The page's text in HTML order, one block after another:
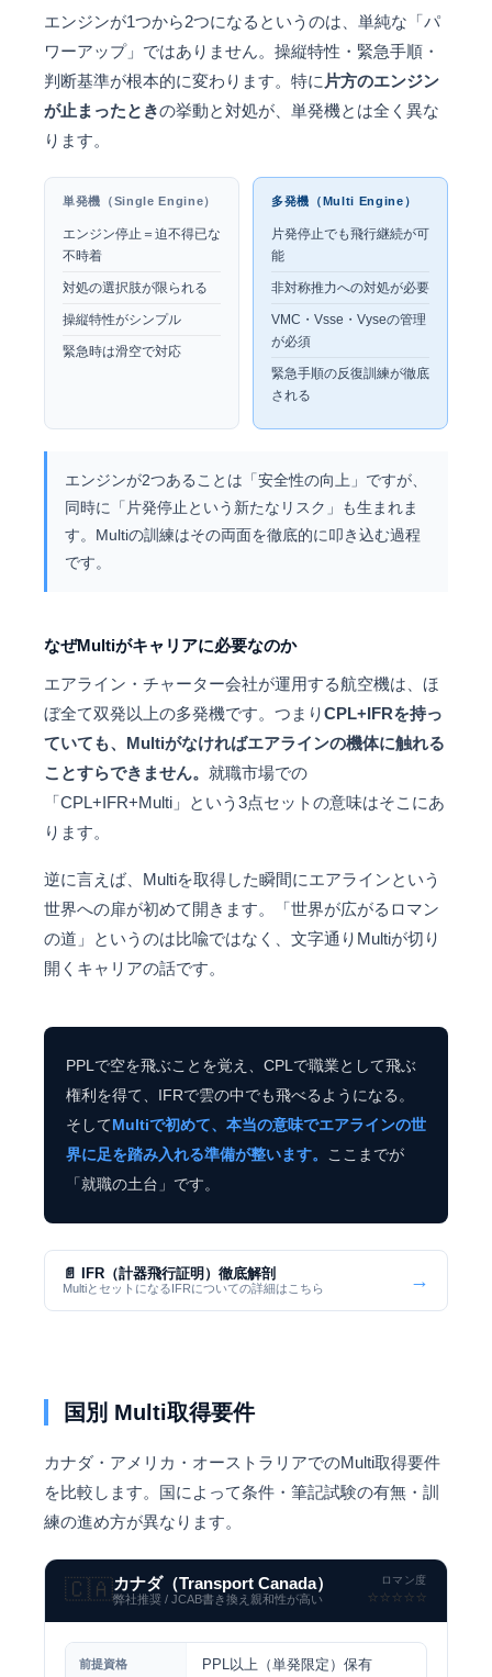
エンジンが1つから2つになるというのは、単純な「パ
ワーアップ」ではありません。操縦特性・緊急手順・
判断基準が根本的に変わります。特に 片方のエンジン
が止まったときの挙動と対処が、単発機とは全く異な
ります。
単発機（Single Engine）
エンジン停止＝迫不得已な
不時着
対処の選択肢が限られる
操縦特性がシンプル
緊急時は滑空で対応
多発機（Multi Engine）
片発停止でも飛行継続が可
能
非対称推力への対処が必要
VMC・Vsse・Vyseの管理
が必須
緊急手順の反復訓練が徹底
される
エンジンが2つあることは「安全性の向上」ですが、
同時に「片発停止という新たなリスク」も生まれま
す。Multiの訓練はその両面を徹底的に叩き込む過程
です。
なぜMultiがキャリアに必要なのか
エアライン・チャーター会社が運用する航空機は、ほ
ぼ全て双発以上の多発機です。つまりCPL+IFRを持っ
ていても、Multiがなければエアラインの機体に触れる
ことすらできません。 就職市場での
「CPL+IFR+Multi」という3点セットの意味はそこにあ
ります。
逆に言えば、Multiを取得した瞬間にエアラインという
世界への扉が初めて開きます。「世界が広がるロマン
の道」というのは比喩ではなく、文字通りMultiが切り
開くキャリアの話です。
PPLで空を飛ぶことを覚え、CPLで職業として飛ぶ
権利を得て、IFRで雲の中でも飛べるようになる。
そしてMultiで初めて、本当の意味でエアラインの世
界に足を踏み入れる準備が整います。
ここまでが
「就職の土台」です。
📄 IFR（計器飛行証明）徹底解剖
MultiとセットになるIFRについての詳細はこちら →
国別 Multi取得要件
カナダ・アメリカ・オーストラリアでのMulti取得要件
を比較します。国によって条件・筆記試験の有無・訓
練の進め方が異なります。
🇨🇦カナダ（Transport Canada）
弊社推奨 / JCAB書き換え親和性が高い
ロマン度
⭐️⭐️⭐️⭐️⭐️
前提資格 PPL以上（単発限定）保有